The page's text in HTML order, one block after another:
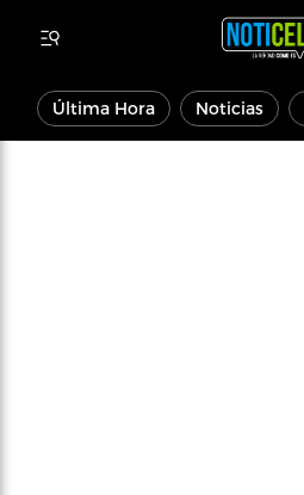
Última Hora Noticias